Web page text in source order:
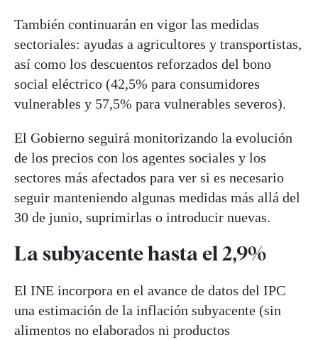
También continuarán en vigor las medidas
sectoriales: ayudas a agricultores y transportistas,
así como los descuentos reforzados del bono
social eléctrico (42,5% para consumidores
vulnerables y 57,5% para vulnerables severos).
El Gobierno seguirá monitorizando la evolución
de los precios con los agentes sociales y los
sectores más afectados para ver si es necesario
seguir manteniendo algunas medidas más allá del
30 de junio, suprimirlas o introducir nuevas.
La subyacente hasta el 2,9%
El INE incorpora en el avance de datos del IPC
una estimación de la inflación subyacente (sin
alimentos no elaborados ni productos